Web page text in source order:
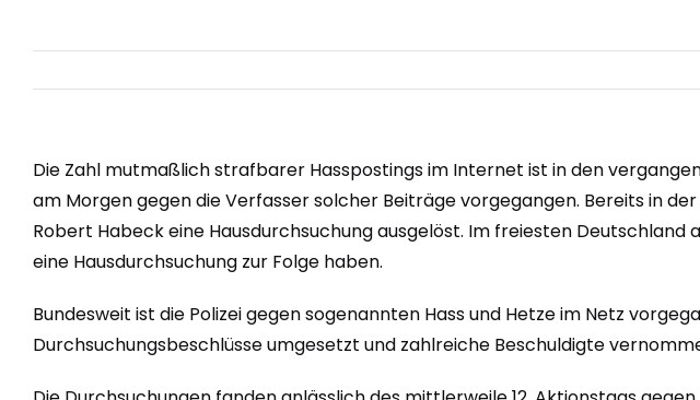
Die Zahl mutmaßlich strafbarer Hasspostings im Internet ist in den
am Morgen gegen die Verfasser solcher Beiträge vorgegangen. Bereits in
Robert Habeck eine Hausdurchsuchung ausgelöst. Im freiesten
eine Hausdurchsuchung zur Folge haben.
Bundesweit ist die Polizei gegen sogenannten Hass und Hetze im Netz
Durchsuchungsbeschlüsse umgesetzt und zahlreiche Beschuldigte